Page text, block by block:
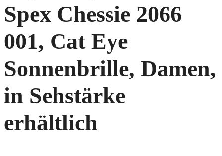
Spex Chessie 2066
001, Cat Eye
Sonnenbrille, Damen,
in Sehstärke
erhältlich